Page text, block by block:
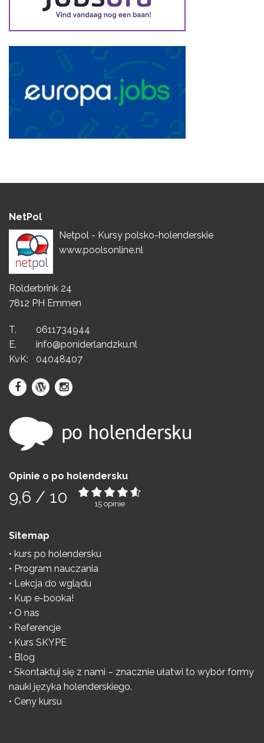
NetPol
Netpol - Kursy polsko-holenderskie
www.poolsonline.nl
Rolderbrink 24
7812 PH Emmen
T.
0611734944
E.
info@poniderlandzku.nl
KvK:
04048407
Opinie o po holendersku
9,6 / 10 15 opinie
Sitemap
kurs po holendersku
Program nauczania
Lekcja do wglądu
Kup e-booka!
O nas
Referencje
Kurs SKYPE
Blog
Skontaktuj się z nami – znacznie ułatwi to wybór formy
nauki języka holenderskiego.
Ceny kursu